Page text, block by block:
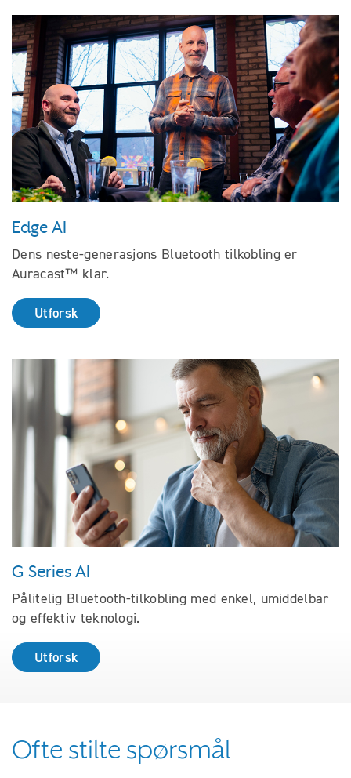
Edge AI
Dens neste-generasjons Bluetooth tilkobling er
Auracast™ klar.
Utforsk
G Series AI
Pålitelig Bluetooth-tilkobling med enkel, umiddelbar
og effektiv teknologi.
Utforsk
Ofte stilte spørsmål